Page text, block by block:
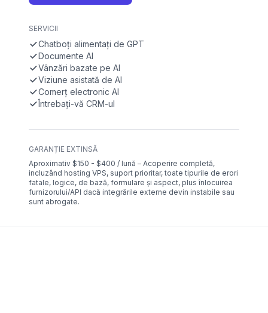
SERVICII
Chatboți alimentați de GPT
Documente AI
Vânzări bazate pe AI
Viziune asistată de AI
Comerț electronic AI
Întrebați-vă CRM-ul
GARANȚIE EXTINSĂ
Aproximativ $150 - $400 / lună – Acoperire completă,
incluzând hosting VPS, suport prioritar, toate tipurile de erori
fatale, logice, de bază, formulare și aspect, plus înlocuirea
furnizorului/API dacă integrările externe devin instabile sau
sunt abrogate.